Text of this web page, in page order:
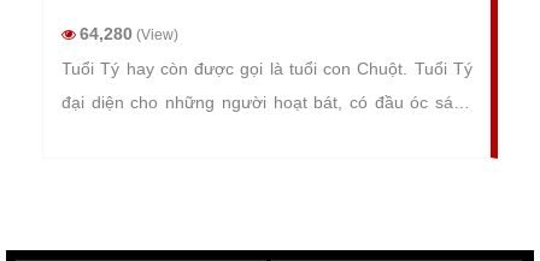
64,280 (View)
Tuổi Tý hay còn được gọi là tuổi con Chuột. Tuổi Tý
đại diện cho những người hoạt bát, có đầu óc sáng